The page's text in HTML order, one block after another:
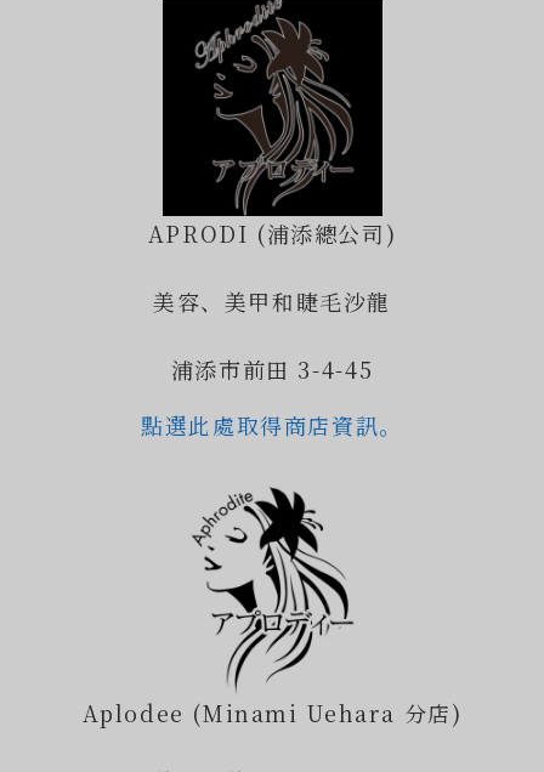
APRODI (浦添總公司)
美容、美甲和睫毛沙龍
浦添市前田 3-4-45
點選此處取得商店資訊。
Aplodee (Minami Uehara 分店)